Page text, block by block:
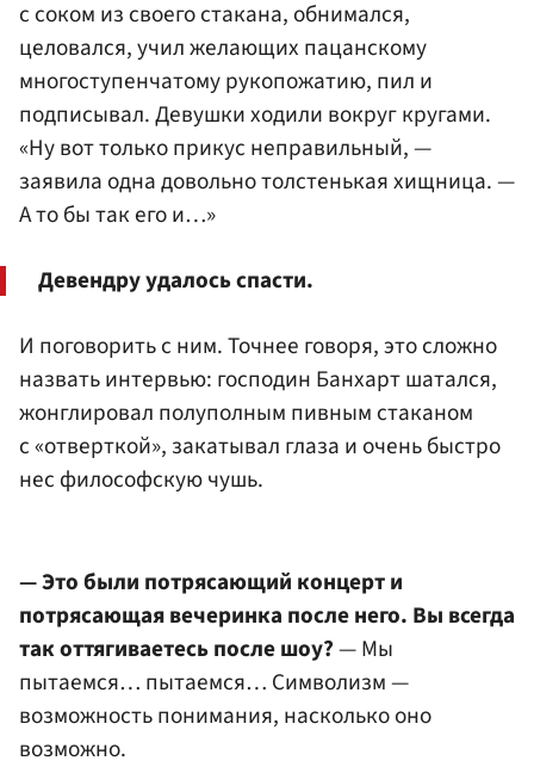
с соком из своего стакана, обнимался,
целовался, учил желающих пацанскому
многоступенчатому рукопожатию, пил и
подписывал. Девушки ходили вокруг кругами.
«Ну вот только прикус неправильный, —
заявила одна довольно толстенькая хищница. —
А то бы так его и…»
Девендру удалось спасти.
И поговорить с ним. Точнее говоря, это сложно
назвать интервью: господин Банхарт шатался,
жонглировал полуполным пивным стаканом
с «отверткой», закатывал глаза и очень быстро
нес философскую чушь.
— Это были потрясающий концерт и
потрясающая вечеринка после него. Вы всегда
так оттягиваетесь после шоу?— Мы
пытаемся… пытаемся… Символизм —
возможность понимания, насколько оно
возможно.